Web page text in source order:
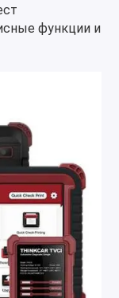
функции и